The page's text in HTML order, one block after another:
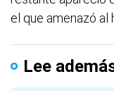
el que amenazó al
Lee